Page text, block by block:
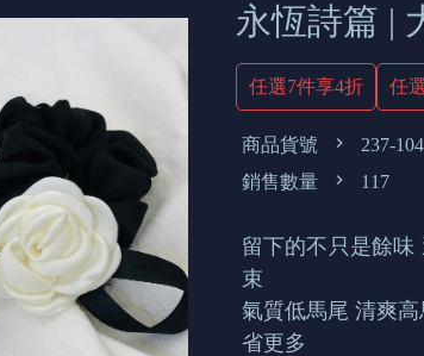
永恆詩篇 |
任選7件享4折 任
商品貨號
237-104
銷售數量
117
留下的不只是餘味
束
氣質低馬尾 清爽
省更多